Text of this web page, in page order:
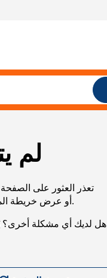
لم
تعذر العثور على
URL، أو عرض خريطة الموقع الخاصة بنا لمساعدتك في العثور على ما تريد.
هل لديك أي مشكلة أخرى؟